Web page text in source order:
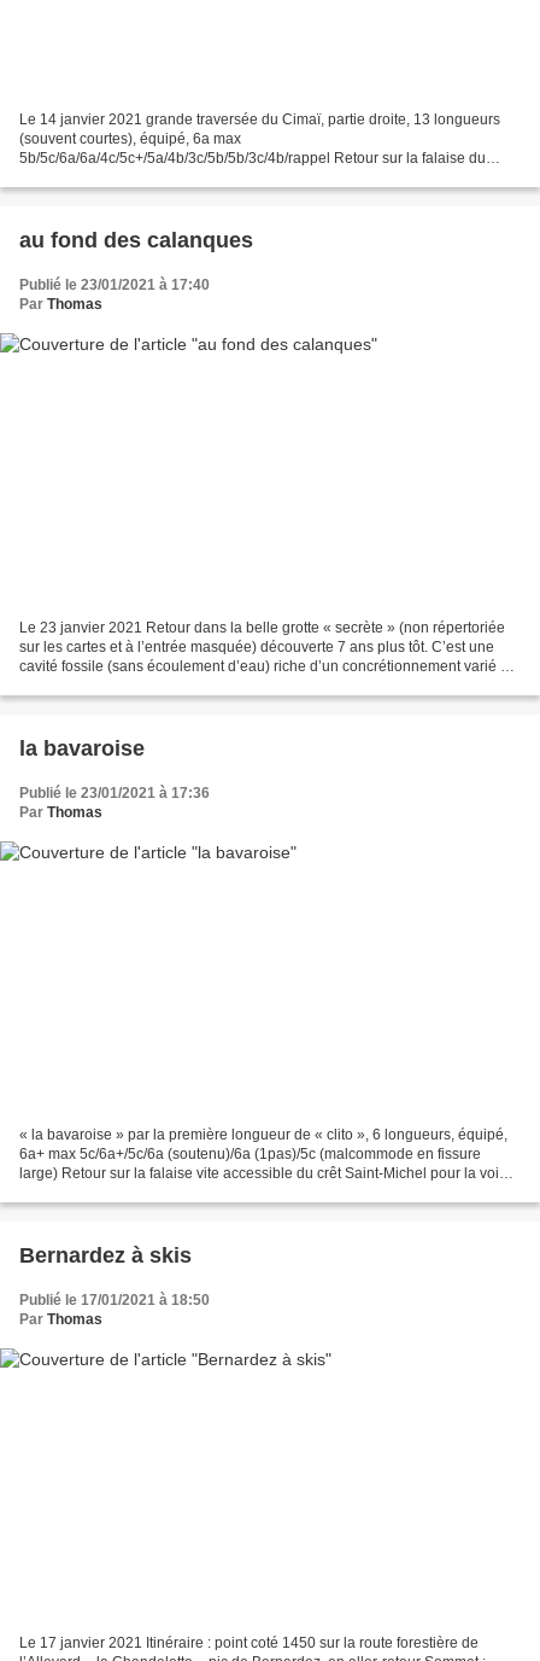
Le 14 janvier 2021 grande traversée du Cimaï, partie droite, 13 longueurs
(souvent courtes), équipé, 6a max
5b/5c/6a/6a/4c/5c+/5a/4b/3c/5b/5b/3c/4b/rappel Retour sur la falaise du
raide...
au fond des calanques
Publié le 23/01/2021 à 17:40
Par Thomas
Le 23 janvier 2021 Retour dans la belle grotte « secrète » (non répertoriée
sur les cartes et à l’entrée masquée) découverte 7 ans plus tôt. C’est une
cavité fossile (sans écoulement d’eau) riche d’un concrétionnement varié et
la bavaroise
Publié le 23/01/2021 à 17:36
Par Thomas
« la bavaroise » par la première longueur de « clito », 6 longueurs, équipé,
6a+ max 5c/6a+/5c/6a (soutenu)/6a (1pas)/5c (malcommode en fissure
large) Retour sur la falaise vite accessible du crêt Saint-Michel pour la voie
Bernardez à skis
Publié le 17/01/2021 à 18:50
Par Thomas
Le 17 janvier 2021 Itinéraire : point coté 1450 sur la route forestière de